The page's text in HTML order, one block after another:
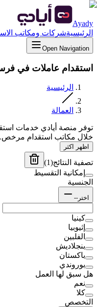
Ayady
الرئيسيةشركات ومكاتب
Open Navigation
استقدام عاملات في
الرئيسية
العمالة
توفر منصة أيادي خدمات
خلال مكاتب استقدام
اظهر اكثر
تصفية النتائج(
1
)
إمكانية التقسيط
الجنسية
اختر--
كينيا
إثيوبيا
الفلبين
بنجلاديش
باكستان
بوروندي
هل سبق لها العمل
نعم
كلا
التخصص